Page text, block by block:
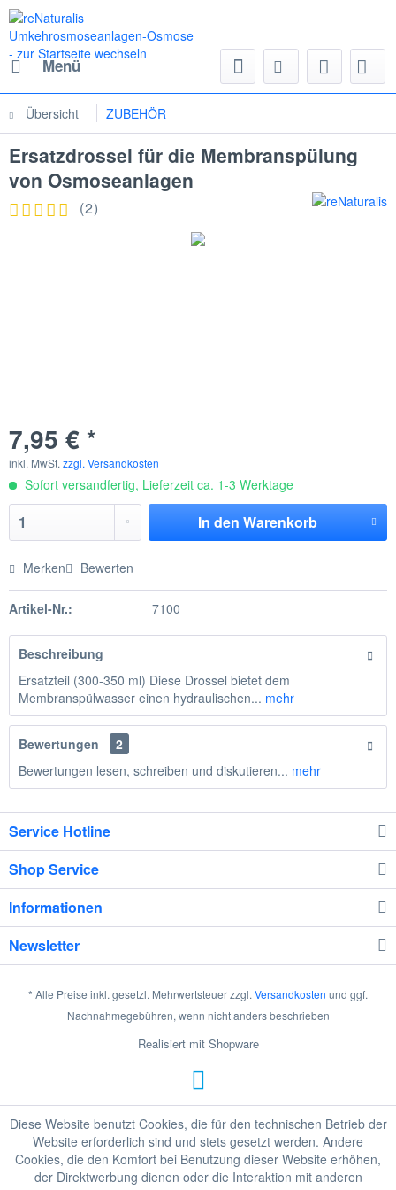
Menü
Übersicht ZUBEHÖR
Ersatzdrossel für die Membranspülung
von Osmoseanlagen
(2)
7,95 € *
inkl. MwSt. zzgl. Versandkosten
Sofort versandfertig, Lieferzeit ca. 1-3 Werktage
In den Warenkorb
Merken Bewerten
Artikel-Nr.: 7100
Beschreibung
Ersatzteil (300-350 ml) Diese Drossel bietet dem
Membranspülwasser einen hydraulischen... mehr
Bewertungen
2
Bewertungen lesen, schreiben und diskutieren... mehr
Service Hotline
Shop Service
Informationen
Newsletter
* Alle Preise inkl. gesetzl. Mehrwertsteuer zzgl. Versandkosten und ggf.
Nachnahmegebühren, wenn nicht anders beschrieben
Realisiert mit Shopware
Diese Website benutzt Cookies, die für den technischen Betrieb der
Website erforderlich sind und stets gesetzt werden. Andere
Cookies, die den Komfort bei Benutzung dieser Website erhöhen,
der Direktwerbung dienen oder die Interaktion mit anderen